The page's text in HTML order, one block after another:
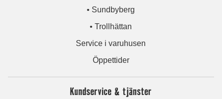
• Sundbyberg
• Trollhättan
Service i varuhusen
Öppettider
Kundservice & tjänster